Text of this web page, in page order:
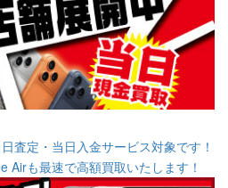
査定・当日入金サービス対象です！
Airも最速で高額買取いたします！